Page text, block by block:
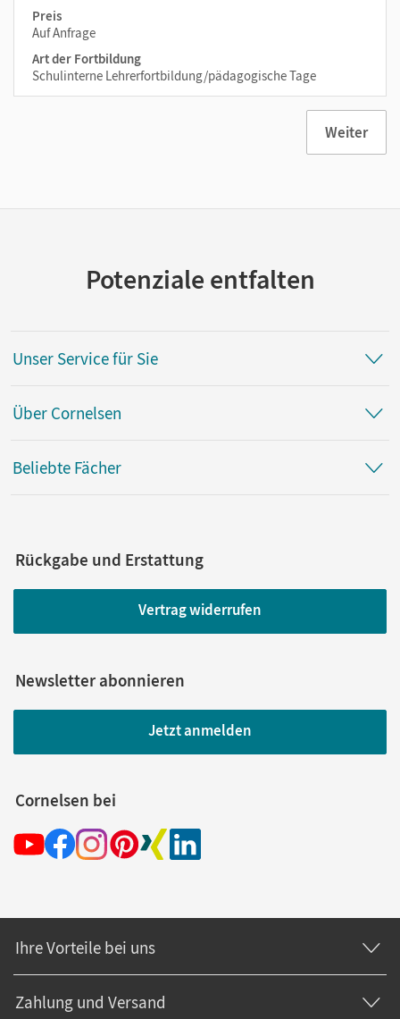
Preis
Auf Anfrage
Art der Fortbildung
Schulinterne Lehrerfortbildung/pädagogische Tage
Weiter
Potenziale entfalten
Unser Service für Sie
Über Cornelsen
Beliebte Fächer
Rückgabe und Erstattung
Vertrag widerrufen
Newsletter abonnieren
Jetzt anmelden
Cornelsen bei
Ihre Vorteile bei uns
Zahlung und Versand